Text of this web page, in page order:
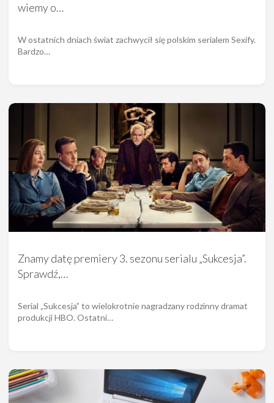
wiemy o…
W ostatnich dniach świat zachwycił się polskim serialem Sexify.
Bardzo…
Znamy datę premiery 3. sezonu serialu „Sukcesja”.
Sprawdź,…
Serial „Sukcesja” to wielokrotnie nagradzany rodzinny dramat
produkcji HBO. Ostatni…